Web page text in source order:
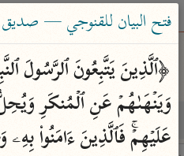
بحث
فتح البيان للقنوجي — صديق
عَلَیۡهِمۡۚ فَٱلَّذِینَ ءَامَنُوا۟ بِهِۦ